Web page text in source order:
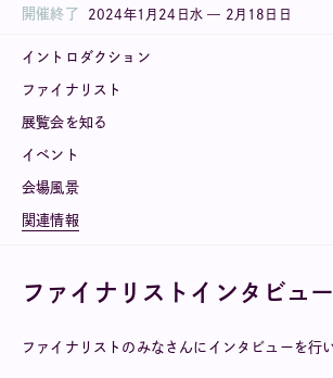
開催終了 2024年1 月 24 日 水— 2 月 18 日 日
イントロダクション
ファイナリスト
展覧会を知る
イベント
会場風景
関連情報
ファイナリストインタビュー
ファイナリストのみなさんにインタビューを行